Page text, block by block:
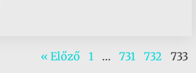
« Előző 1 … 731 732 733